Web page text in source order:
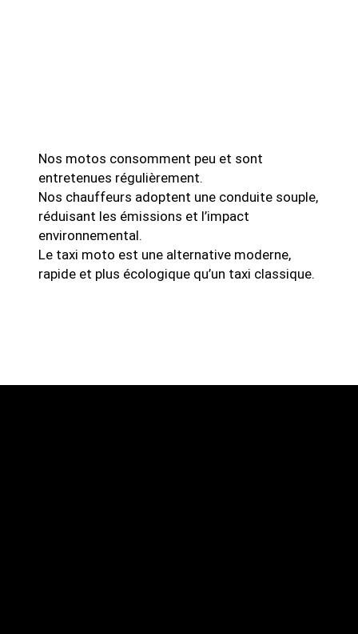
Nos motos consomment peu et sont
entretenues régulièrement.
Nos chauffeurs adoptent une conduite souple,
réduisant les émissions et l’impact
environnemental.
Le taxi moto est une alternative moderne,
rapide et plus écologique qu’un taxi classique.